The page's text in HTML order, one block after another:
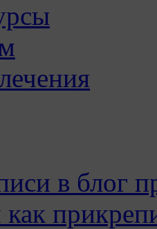
в блог